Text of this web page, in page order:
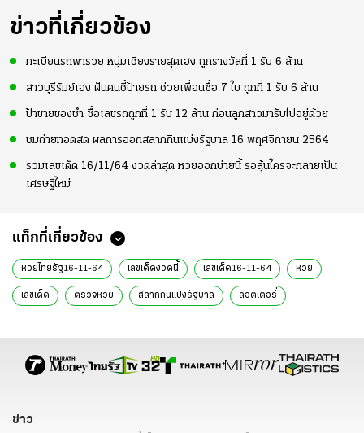
ข่าวที่เกี่ยวข้อง
ทะเบียนรถพารวย หนุ่มเชียงรายสุดเฮง ถูกรางวัลที่ 1 รับ 6 ล้าน
สาวบุรีรัมย์เฮง ฝันคนชี้ป้ายรถ ช่วยเพื่อนซื้อ 7 ใบ ถูกที่ 1 รับ 6 ล้าน
ป้าขายของชำ ซื้อเลขรถถูกที่ 1 รับ 12 ล้าน ก่อนลูกสาวมารับไปอยู่ด้วย
ชมถ่ายทอดสด ผลการออกสลากกินแบ่งรัฐบาล 16 พฤศจิกายน 2564
รวมเลขเด็ด 16/11/64 งวดล่าสุด หวยออกบ่ายนี้ รอลุ้นใครจะกลายเป็น
เศรษฐีใหม่
แท็กที่เกี่ยวข้อง
หวยไทยรัฐ16-11-64 เลขเด็ดงวดนี้ เลขเด็ด16-11-64 หวย
เลขเด็ด ตรวจหวย สลากกินแบ่งรัฐบาล ลอตเตอรี่
ข่าว